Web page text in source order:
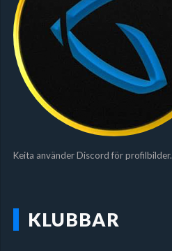
Keita använder Discord för profilbilder.
KLUBBAR